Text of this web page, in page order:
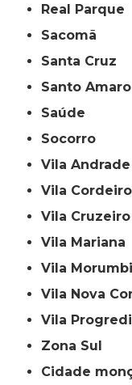
Real Parque
Sacomã
Santa Cruz
Santo Amaro
Saúde
Socorro
Vila Andrade
Vila Cordeiro
Vila Cruzeiro
Vila Mariana
Vila Morumbi
Vila Nova
Vila
Zona Sul
cidade